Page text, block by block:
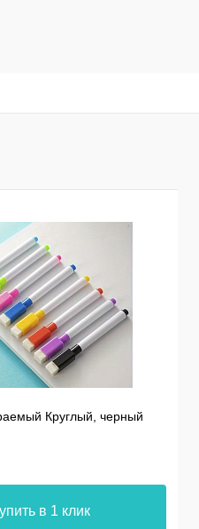
Круглый, черный
в 1 клик